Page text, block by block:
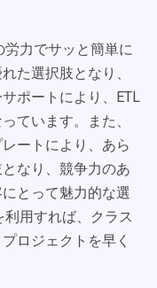
力でサッと簡単に
た選択肢となり、
ポートにより、ETL
ています。また、
ートにより、あら
なり、競争力のあ
とって魅力的な選
用すれば、クラス
ロジェクトを早く